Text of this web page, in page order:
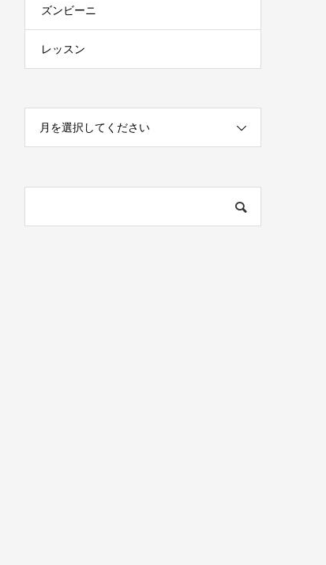
ズンビーニ
レッスン
月を選択してください